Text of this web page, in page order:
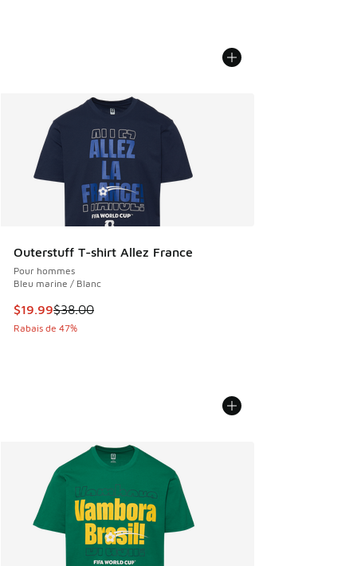
Outerstuff T-shirt Allez France
Pour hommes
Bleu marine / Blanc
Cet article est en solde. Le prix est passé de $38.00 à
$19.99$38.00
Rabais de 47%